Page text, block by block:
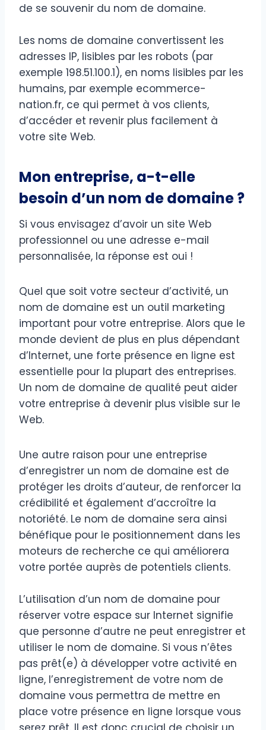
de se souvenir du nom de domaine.
Les noms de domaine convertissent les
adresses IP, lisibles par les robots (par
exemple 198.51.100.1), en noms lisibles par les
humains, par exemple ecommerce-
nation.fr, ce qui permet à vos clients,
d’accéder et revenir plus facilement à
votre site Web.
Mon entreprise, a-t-elle
besoin d’un nom de domaine ?
Si vous envisagez d’avoir un site Web
professionnel ou une adresse e-mail
personnalisée, la réponse est oui !
Quel que soit votre secteur d’activité, un
nom de domaine est un outil marketing
important pour votre entreprise. Alors que le
monde devient de plus en plus dépendant
d’Internet, une forte présence en ligne est
essentielle pour la plupart des entreprises.
Un nom de domaine de qualité peut aider
votre entreprise à devenir plus visible sur le
Web.
Une autre raison pour une entreprise
d’enregistrer un nom de domaine est de
protéger les droits d’auteur, de renforcer la
crédibilité et également d’accroître la
notoriété. Le nom de domaine sera ainsi
bénéfique pour le positionnement dans les
moteurs de recherche ce qui améliorera
votre portée auprès de potentiels clients.
L’utilisation d’un nom de domaine pour
réserver votre espace sur Internet signifie
que personne d’autre ne peut enregistrer et
utiliser le nom de domaine. Si vous n’êtes
pas prêt(e) à développer votre activité en
ligne, l’enregistrement de votre nom de
domaine vous permettra de mettre en
place votre présence en ligne lorsque vous